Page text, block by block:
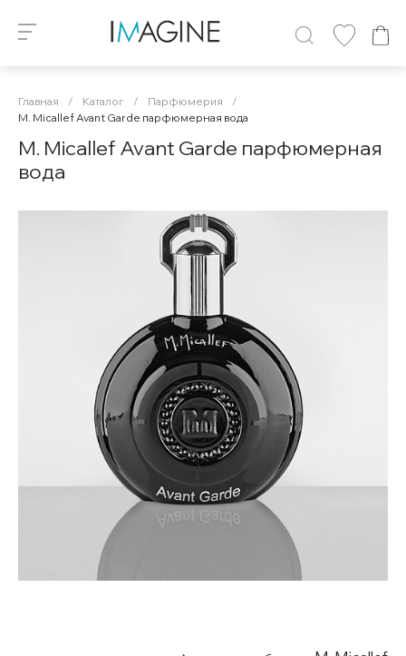
Главная / Каталог / Парфюмерия
/
M. Micallef Avant Garde парфюмерная вода
M. Micallef Avant Garde парфюмерная
вода